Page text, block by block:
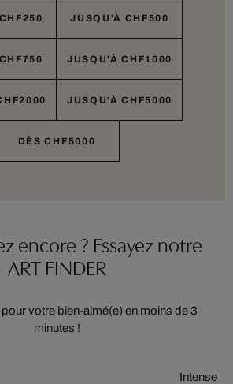
JUSQU'À CHF500
JUSQU'À CHF1000
JUSQU'À CHF5000
DÈS CHF5000
encore ? Essayez notre
ART FINDER
votre bien-aimé(e) en moins de 3
minutes !
Intense